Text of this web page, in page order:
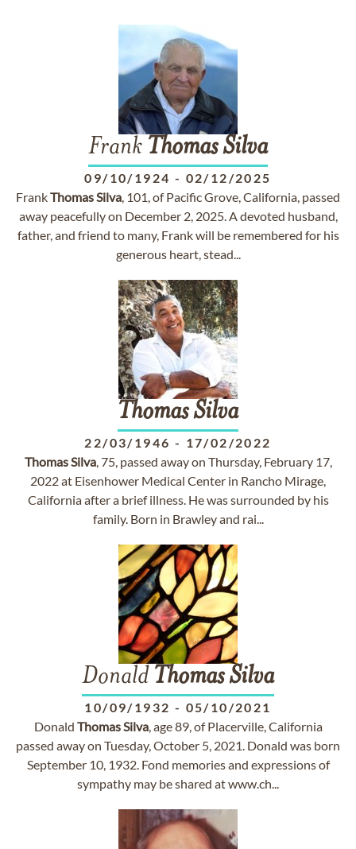
Frank ThomasSilva
09/10/1924 - 02/12/2025
FrankThomasSilva, 101, of Pacific Grove, California, passed
away peacefully on December 2, 2025. A devoted husband,
father, and friend to many, Frank will be remembered for his
generous heart, stead...
ThomasSilva
22/03/1946 - 17/02/2022
ThomasSilva, 75, passed away on Thursday, February 17,
2022 at Eisenhower Medical Center in Rancho Mirage,
California after a brief illness. He was surrounded by his
family. Born in Brawley and rai...
Donald ThomasSilva
10/09/1932 - 05/10/2021
Donald ThomasSilva, age 89, of Placerville, California
passed away on Tuesday, October 5, 2021. Donald was born
September 10, 1932. Fond memories and expressions of
sympathy may be shared at www.ch...